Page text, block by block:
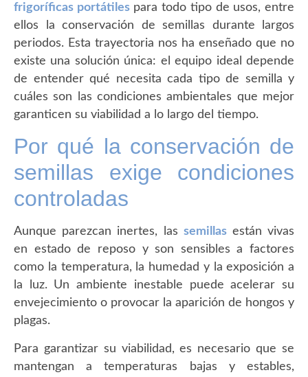
frigoríficas portátilespara todo tipo de usos, entre
ellos la conservación de semillas durante largos
periodos. Esta trayectoria nos ha enseñado que no
existe una solución única: el equipo ideal depende
de entender qué necesita cada tipo de semilla y
cuáles son las condiciones ambientales que mejor
garanticen su viabilidad a lo largo del tiempo.
Por qué la conservación de
semillas exige condiciones
controladas
Aunque parezcan inertes, las semillasestán vivas
en estado de reposo y son sensibles a factores
como la temperatura, la humedad y la exposición a
la luz. Un ambiente inestable puede acelerar su
envejecimiento o provocar la aparición de hongos y
plagas.
Para garantizar su viabilidad, es necesario que se
mantengan a temperaturas bajas y estables,